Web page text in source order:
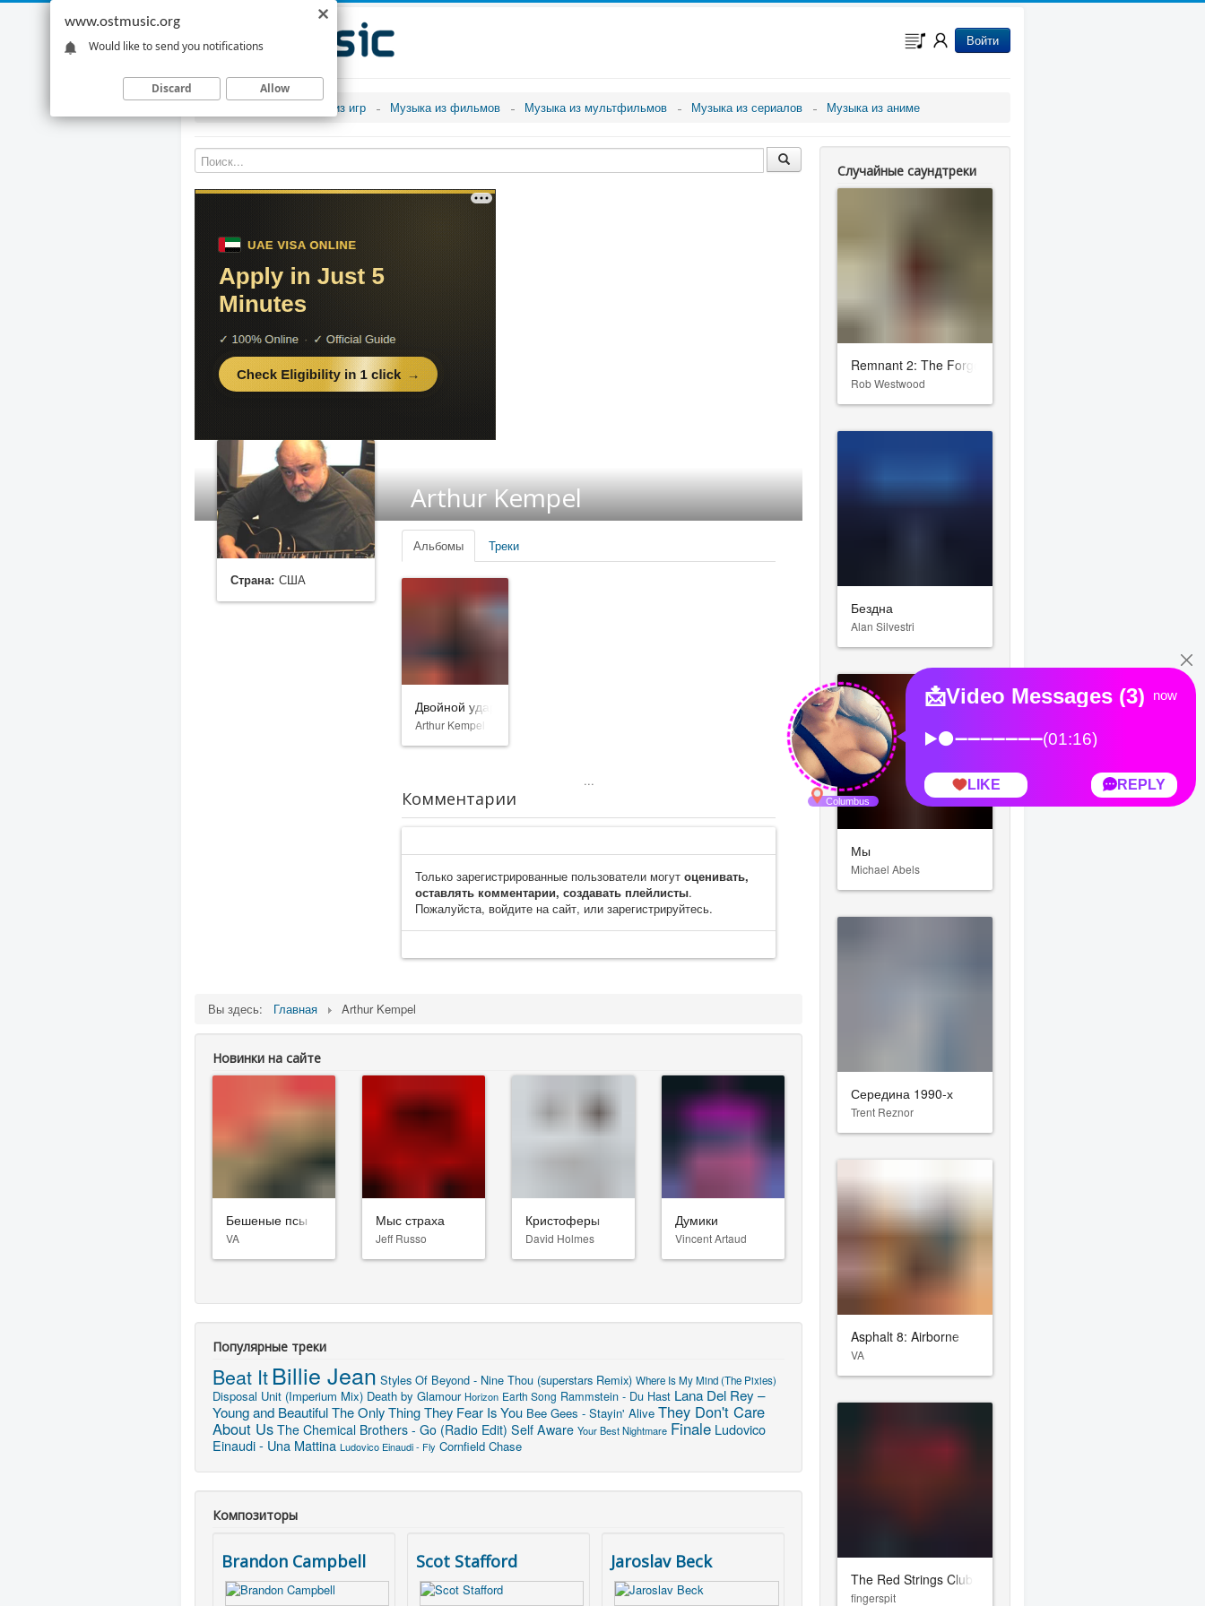
Войти
Музыка из игр Музыка из фильмов Музыка из мультфильмов Музыка из сериалов Музыка из аниме
Arthur Kempel
Страна: США
Альбомы Треки
Двойной удар
Arthur Kempel
...
Комментарии
Только зарегистрированные пользователи могутоценивать,
оставлять комментарии, создавать плейлисты.
Пожалуйста, войдите на сайт, или зарегистрируйтесь.
Вы здесь: Главная Arthur Kempel
Новинки на сайте
Бешеные псы
VA
Мыс страха
Jeff Russo
Кристоферы
David Holmes
Думики
Vincent Artaud
Популярные треки
Beat ItBillie Jean Styles Of Beyond - Nine Thou (superstars Remix) Where Is My Mind (The Pixies)
Disposal Unit (Imperium Mix) Death by Glamour Horizon Earth Song Rammstein - Du Hast Lana Del Rey –
Young and BeautifulThe Only Thing They Fear Is You Bee Gees - Stayin' Alive They Don't Care
About Us The Chemical Brothers - Go (Radio Edit) Self Aware Your Best Nightmare Finale Ludovico
Einaudi - Una Mattina Ludovico Einaudi - Fly Cornfield Chase
Композиторы
Brandon Campbell Scot Stafford Jaroslav Beck
Случайные саундтреки
Remnant 2: The Forgotten Kingdom
Rob Westwood
Бездна
Alan Silvestri
Мы
Michael Abels
Середина 1990-х
Trent Reznor
Asphalt 8: Airborne
VA
The Red Strings Club
fingerspit
www.ostmusic.org
Would like to send you notifications
Discard Allow